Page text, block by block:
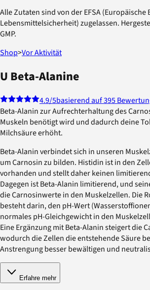
Alle Zutaten sind von der EFSA (Europäische
Lebensmittelsicherheit) zugelassen.
GMP.
Shop>Vor Aktivität
U Beta-Alanine
4.9/5basierend auf 395
Beta-Alanin zur Aufrechterhaltung des
Muskeln benötigt wird und dadurch deine
Milchsäure erhöht.
Beta-Alanin verbindet sich in unseren
um Carnosin zu bilden. Histidin ist in den
vorhanden und stellt daher keinen
Dagegen ist Beta-Alanin limitierend, und
die Carnosinwerte in den Muskelzellen. Die
besteht darin, den pH-Wert
normales pH-Gleichgewicht in den
Eine Ergänzung mit Beta-Alanin steigert die
wodurch die Zellen die entstehende Säure
Anstrengung besser bewältigen und
Erfahre mehr